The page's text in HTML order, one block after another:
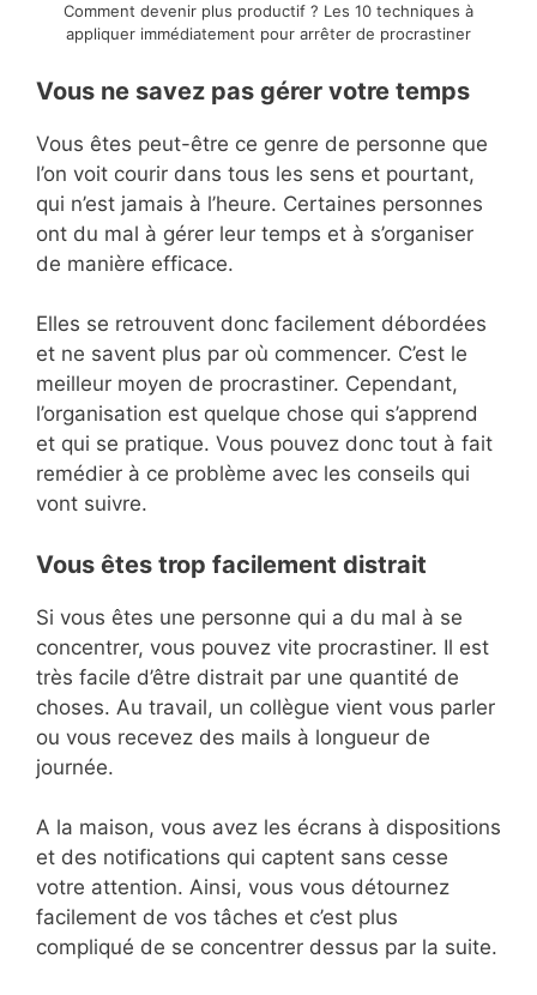
Comment devenir plus productif ? Les 10 techniques à
appliquer immédiatement pour arrêter de procrastiner
Vous ne savez pas gérer votre temps
Vous êtes peut-être ce genre de personne que
l’on voit courir dans tous les sens et pourtant,
qui n’est jamais à l’heure. Certaines personnes
ont du mal à gérer leur temps et à s’organiser
de manière efficace.
Elles se retrouvent donc facilement débordées
et ne savent plus par où commencer. C’est le
meilleur moyen de procrastiner. Cependant,
l’organisation est quelque chose qui s’apprend
et qui se pratique. Vous pouvez donc tout à fait
remédier à ce problème avec les conseils qui
vont suivre.
Vous êtes trop facilement distrait
Si vous êtes une personne qui a du mal à se
concentrer, vous pouvez vite procrastiner. Il est
très facile d’être distrait par une quantité de
choses. Au travail, un collègue vient vous parler
ou vous recevez des mails à longueur de
journée.
A la maison, vous avez les écrans à dispositions
et des notifications qui captent sans cesse
votre attention. Ainsi, vous vous détournez
facilement de vos tâches et c’est plus
compliqué de se concentrer dessus par la suite.